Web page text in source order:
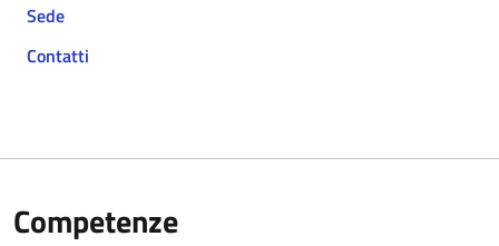
Sede
Contatti
Competenze